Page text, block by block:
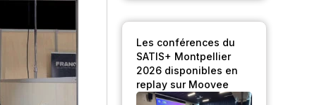
Les conférences du
SATIS+ Montpellier
2026 disponibles en
replay sur Moovee